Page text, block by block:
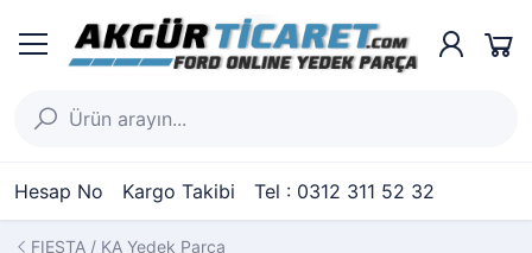
Hesap No Kargo Takibi Tel : 0312 311 52 32
FIESTA / KA Yedek Parça